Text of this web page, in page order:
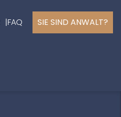
FAQ SIE SIND ANWALT?